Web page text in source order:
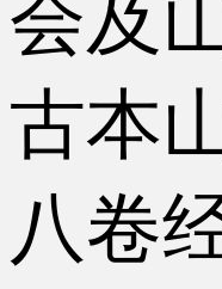
会及
古本
八卷